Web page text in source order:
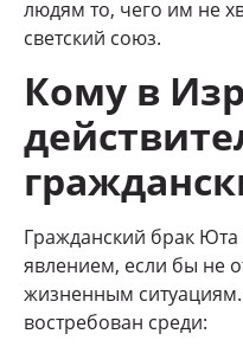
людям то, чего им не
светский союз.
Кому в
Гражданский брак
явлением, если бы не
жизненным
востребован среди: